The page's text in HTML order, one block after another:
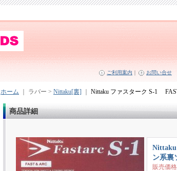
ご利用案内 ｜ お問い合せ
ホーム ｜ ラバー > Nittaku[裏] Nittaku ファスターク S-1
商品詳細
ン系裏
販売価格